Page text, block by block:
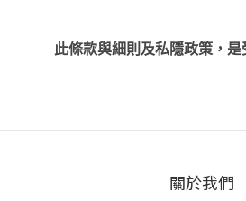
此條款與細則及私隱政策，
關於我們